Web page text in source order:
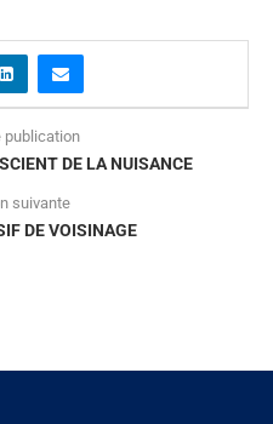
publication
DE LA NUISANCE
suivante
DE VOISINAGE